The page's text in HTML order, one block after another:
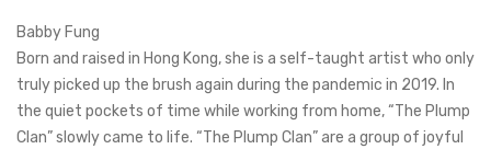
Babby Fung
Born and raised in Hong Kong, she is a self-taught artist who only
truly picked up the brush again during the pandemic in 2019. In
the quiet pockets of time while working from home, “The Plump
Clan” slowly came to life. “The Plump Clan” are a group of joyful